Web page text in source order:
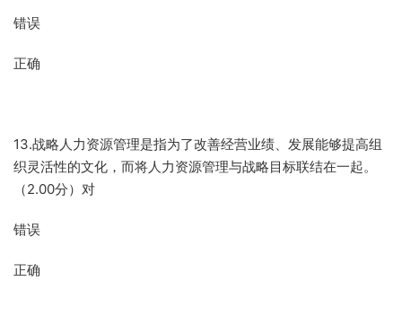
错误
正确
13.战略人力资源管理是指为了改善经营业绩、发展能够提高组
织灵活性的文化，而将人力资源管理与战略目标联结在一起。
（2.00分）对
错误
正确